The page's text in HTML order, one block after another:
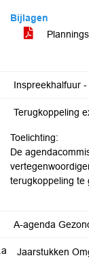
Bijlagen
Inspreekhalfuur -
Terugkoppeling
Toelichting:
De
terugkoppeling te
A-agenda
Jaarstukken